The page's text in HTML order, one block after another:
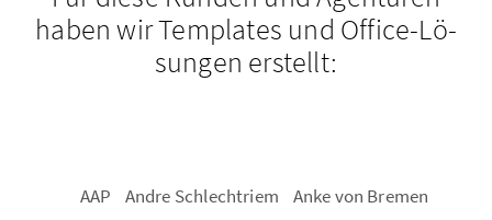
haben wir Tem­pla­tes und Of­fice-Lö­
sun­gen er­stellt:
AAP Andre Schlech­triem
Anke von Bre­men